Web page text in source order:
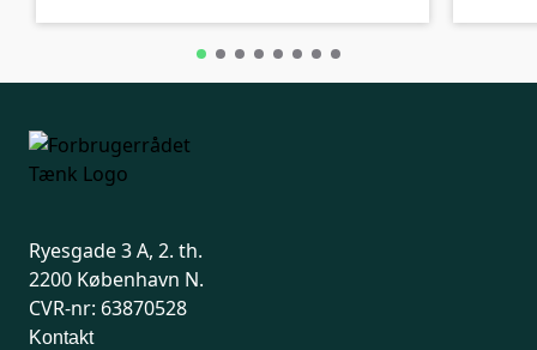
Ryesgade 3 A, 2. th.
2200 København N.
CVR-nr: 63870528
Kontakt